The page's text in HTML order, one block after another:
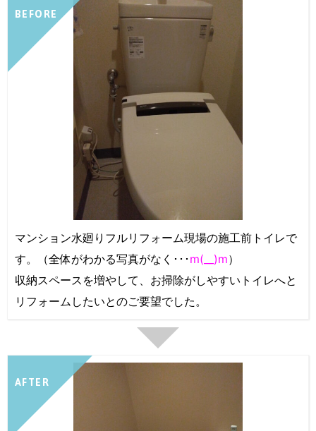
BEFORE
マンション水廻りフルリフォーム現場の施工前トイレで
す。（全体がわかる写真がなく･･･ m(__)m）
収納スペースを増やして、お掃除がしやすいトイレへと
リフォームしたいとのご要望でした。
AFTER